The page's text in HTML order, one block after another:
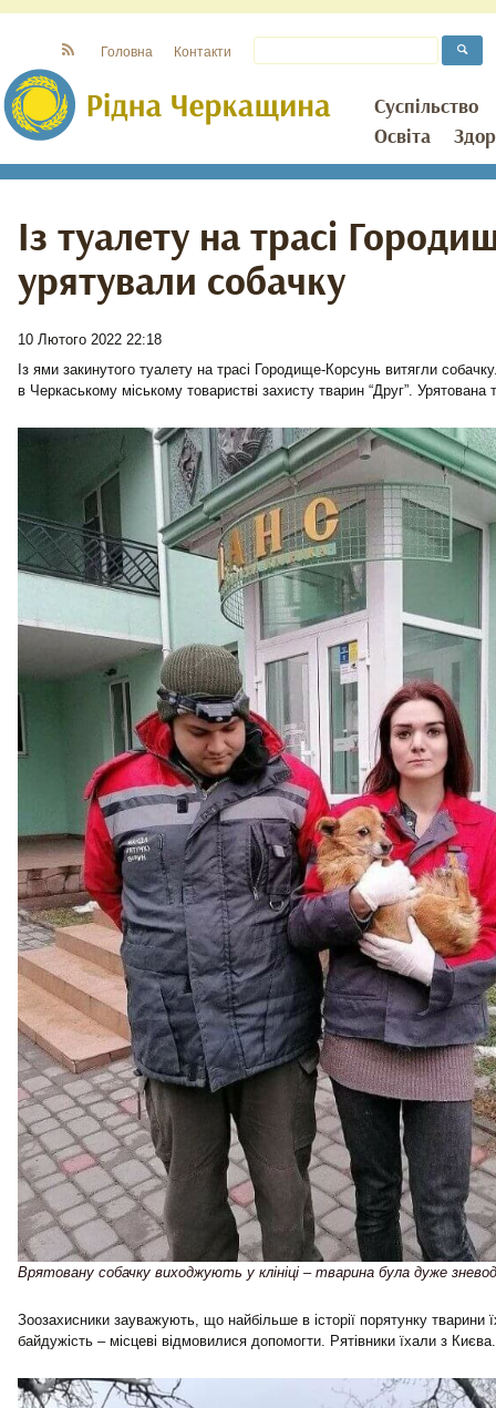
Суспільство
Освіта
Головна Контакти
Із туалету на трасі
урятували собачку
10 Лютого 2022 22:18
Із ями закинутого туалету на трасі Городище-Корсунь витягли
в Черкаському міському товаристві захисту тварин “Друг”.
Врятовану собачку виходжують у клініці – тварина була дуже
Зоозахисники зауважують, що найбільше в історії порятунку тварини
байдужість – місцеві відмовилися допомогти. Рятівники їхали з Києва.